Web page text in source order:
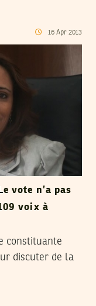
16 Apr 2013
vote n’a pas
voix à
constituante
discuter de la